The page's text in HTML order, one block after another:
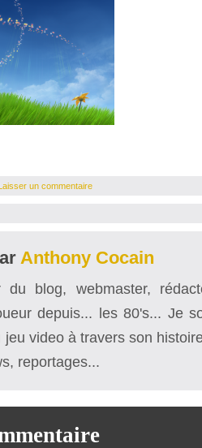
un commentaire
Anthony Cocain
du blog, webmaster,
depuis... les 80's... Je
video à travers son
reportages...